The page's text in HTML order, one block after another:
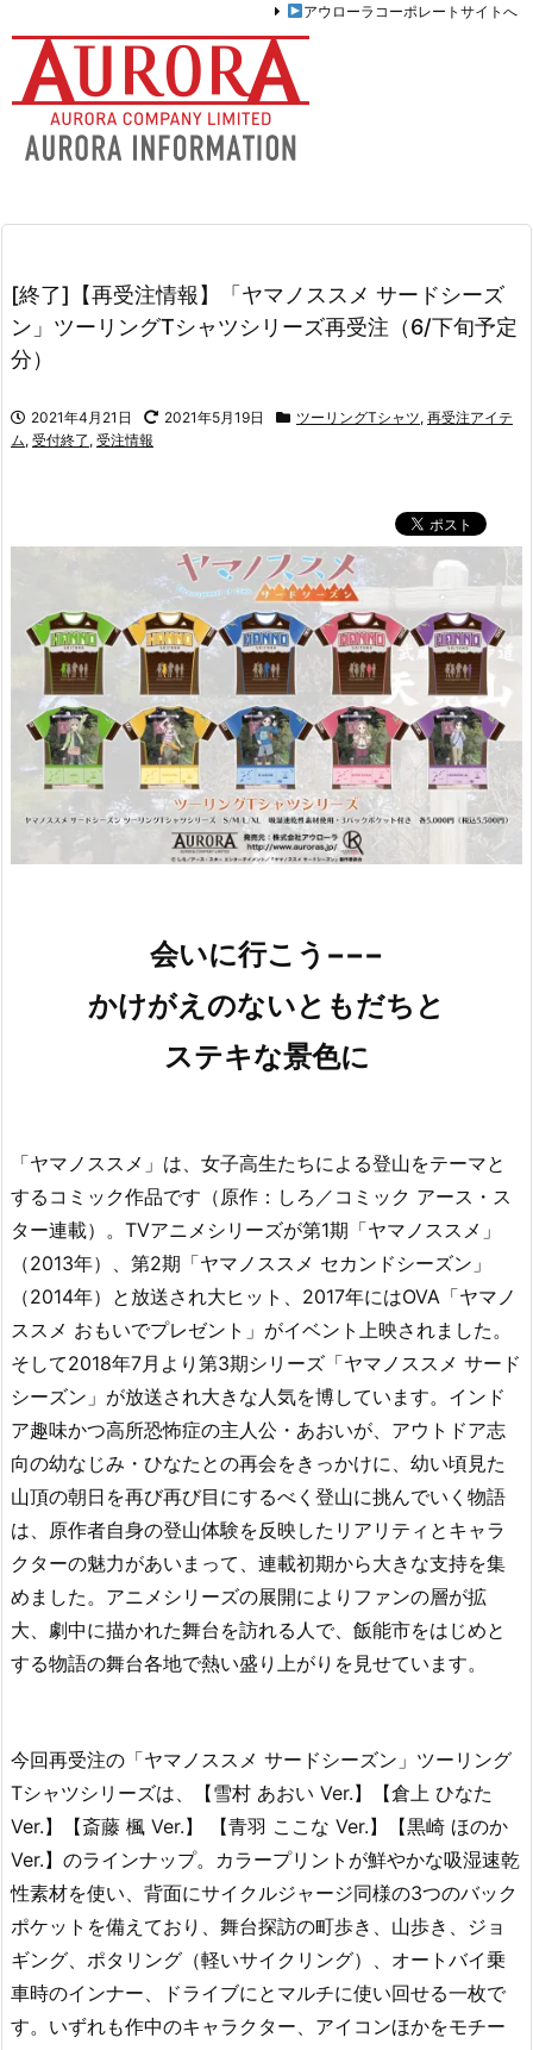
アウローラコーポレートサイトへ
[終了]【再受注情報】「ヤマノススメ サードシーズ
ン」ツーリングTシャツシリーズ再受注（6/下旬予定
分）
2021年4月21日 2021年5月19日 ツーリングTシャツ, 再受注アイテ
ム, 受付終了 , 受注情報
会いに行こう−−−
かけがえのないともだちと
ステキな景色に
「ヤマノススメ」は、女子高生たちによる登山をテーマと
するコミック作品です（原作：しろ／コミック アース・ス
ター連載）。TVアニメシリーズが第1期「ヤマノススメ」
（2013年）、第2期「ヤマノススメ セカンドシーズン」
（2014年）と放送され大ヒット、2017年にはOVA「ヤマノ
ススメ おもいでプレゼント」がイベント上映されました。
そして2018年7月より第3期シリーズ「ヤマノススメ サード
シーズン」が放送され大きな人気を博しています。インド
ア趣味かつ高所恐怖症の主人公・あおいが、アウトドア志
向の幼なじみ・ひなたとの再会をきっかけに、幼い頃見た
山頂の朝日を再び再び目にするべく登山に挑んでいく物語
は、原作者自身の登山体験を反映したリアリティとキャラ
クターの魅力があいまって、連載初期から大きな支持を集
めました。アニメシリーズの展開によりファンの層が拡
大、劇中に描かれた舞台を訪れる人で、飯能市をはじめと
する物語の舞台各地で熱い盛り上がりを見せています。
今回再受注の「ヤマノススメ サードシーズン」ツーリング
Tシャツシリーズは、【雪村 あおい Ver.】【倉上 ひなた
Ver.】【斎藤 楓 Ver.】 【青羽 ここな Ver.】【黒崎 ほのか
Ver.】のラインナップ。カラープリントが鮮やかな吸湿速乾
性素材を使い、背面にサイクルジャージ同様の3つのバック
ポケットを備えており、舞台探訪の町歩き、山歩き、ジョ
ギング、ポタリング（軽いサイクリング）、オートバイ乗
車時のインナー、ドライブにとマルチに使い回せる一枚で
す。いずれも作中のキャラクター、アイコンほかをモチー